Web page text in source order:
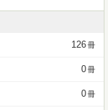
126冊
0冊
0冊